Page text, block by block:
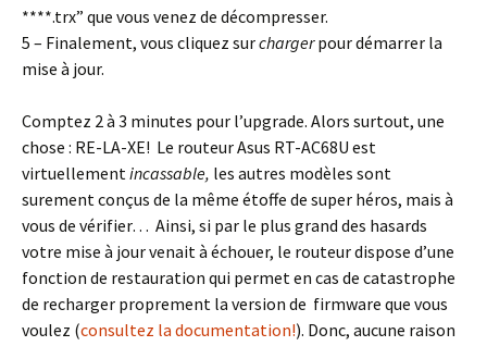
****.trx” que vous venez de décompresser.
5 – Finalement, vous cliquez surchargerpour démarrer la
mise à jour.
Comptez 2 à 3 minutes pour l’upgrade. Alors surtout, une
chose : RE-LA-XE! Le routeur Asus RT-AC68U est
virtuellementincassable, les autres modèles sont
surement conçus de la même étoffe de super héros, mais à
vous de vérifier… Ainsi, si par le plus grand des hasards
votre mise à jour venait à échouer, le routeur dispose d’une
fonction de restauration qui permet en cas de catastrophe
de recharger proprement la version de firmware que vous
voulez (consultez la documentation!). Donc, aucune raison